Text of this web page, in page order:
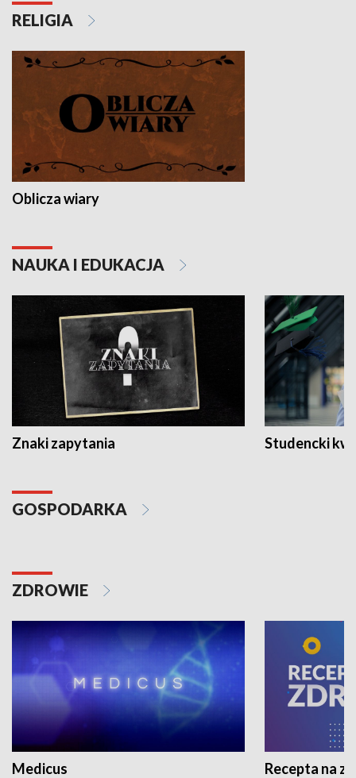
RELIGIA
Oblicza wiary
NAUKA I EDUKACJA
Znaki zapytania Studencki
GOSPODARKA
ZDROWIE
Medicus Recepta na